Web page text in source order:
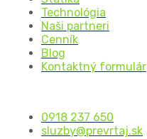
Technológia
Naši partneri
Cenník
Blog
Kontaktný formulár
0918 237 650
sluzby@prevrtaj.sk